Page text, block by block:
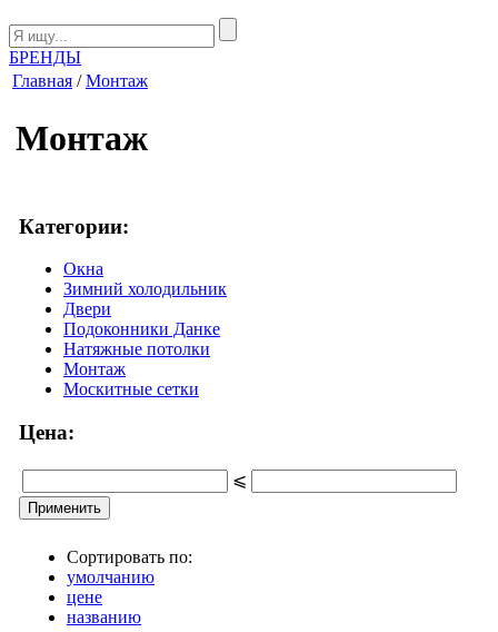
БРЕНДЫ
Главная /Монтаж
Монтаж
Категории:
Окна
Зимний холодильник
Двери
Подоконники Данке
Натяжные потолки
Монтаж
Москитные сетки
Цена:
⩽
Сортировать по:
умолчанию
цене
названию